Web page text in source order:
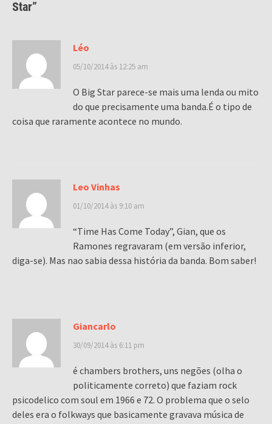
Star”
Léo
05/10/2014 às 12:25 am
O Big Star parece-se mais uma lenda ou mito
do que precisamente uma banda.É o tipo de
coisa que raramente acontece no mundo.
Leo Vinhas
01/10/2014 às 9:10 am
“Time Has Come Today”, Gian, que os
Ramones regravaram (em versão inferior,
diga-se). Mas nao sabia dessa história da banda. Bom saber!
Giancarlo
30/09/2014 às 6:11 pm
é chambers brothers, uns negões (olha o
politicamente correto) que faziam rock
psicodelico com soul em 1966 e 72. O problema que o selo
deles era o folkways que basicamente gravava música de